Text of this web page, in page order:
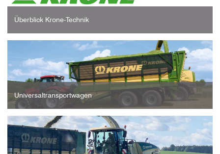
Überblick Krone-Technik
Universaltransportwagen